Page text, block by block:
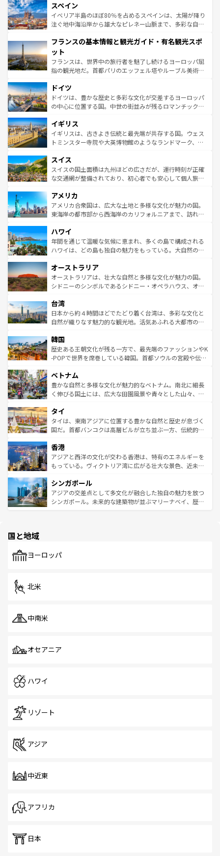
ろん、トスカーナの美しい田園風景やアマルフィ海岸の絶
景など、自然景観も見逃せない。観光の合間には、本場の
ピザやパスタなど、絶品のイタリア料理を堪能することも
ませてくれるイタリアで、忘れられない旅をしてみよう！
なお、新着のイタリア情報は
しい。
スペイン
イベリア半島のほぼ80％を占めるスペインは、太陽が降り
注ぐ地中海沿岸から雄大なピレネー山脈まで、多彩な自然
文化が根付くこの国では、情熱的なフラメンコ、熱気あふ
れる闘牛、そして美味しいタパスが生活の一部となってい
る。首都マドリードの洗練された雰囲気や、バルセロナの
アートに溢れた街角から、地方では古代ローマ遺跡や中世
せる。地方によって風土や気候が異なるスペインはその個
性で訪れる人を魅了する。 なお、新着のスペイン情報は コ
ンテンツ一覧を参照してほしい。
フランスの基本情報と観光ガイド・有名観光スポ
ット
フランスは、世界中の旅行者を魅了し続けるヨーロッパ屈
指の観光地だ。首都パリのエッフェル塔やルーブル美術館
で、幅広い魅力が詰まっている。華麗な宮殿、歴史的な大
聖堂、美しいビーチ、そして豊かな自然が、訪れる者を心
から魅了する。また、フランスは美食の国としても知ら
いる。シャンパンの発祥地であるランス、プロヴァンスの
香り高いラベンダー畑など、多彩な楽しみ方が可能だ。さ
らに、パリ以外の地域にも魅力が溢れており、どの街角に
れる地方に足を運ぶとそれぞれで全く異なる文化を体験で
きるだろう。 なお、新着のフランス情報はコンテンツ一覧
を参照してほしい。
ドイツ
ドイツは、豊かな歴史と多彩な文化が交差するヨーロッパ
の中心に位置する国。中世の街並みが残るロマンチック街
顔を持つこの国は、どこを歩いても飽きることがない。ベ
ルリンの文化的活気、バイエルン州のアルプスの絶景、そ
してライン川沿いのワイン畑といった風景は必見。ビール
は、お酒好きな人にはぜひ体験してほしい。 なお、新着の
ドイツ情報はコンテンツ一覧を参照してほしい。
イギリス
イギリスは、古きよき伝統と最先端が共存する国。ウェス
トミンスター寺院や大英博物館のようなランドマーク、歴
リアごとに異なる魅力がある。また、優雅なアフタヌーン
ティー、ビール好きにはたまらない英国パブ、サッカー観
戦など、本場だからこそできる体験も豊富。イギリスを旅
ンツ一覧を参照してほしい。
スイス
スイスの国土面積は九州ほどの広さだが、運行時刻が正確
な交通網が整備されており、初心者でも安心して個人旅行
の建物がそのまま残る町や、スイスならではのユニークな
博物館もあり、アルプス観光だけでなく町歩きも満喫する
ことができる。国民の所得が高いため物価も高いが、旅行
ば市内交通費無料で観光を楽しむこともできる。 なお、新
着のスイス情報はコンテンツ一覧 を参照してほしい。
アメリカ
アメリカ合衆国は、広大な土地と多様な文化が魅力の国。
東海岸の都市部から西海岸のカリフォルニアまで、訪れる
のような巨大都市は、観光、ショッピング、エンターテイ
ンメントが詰まった刺激的なスポットだ。一方、アメリカ
西部には大自然が広がり、グランドキャニオンやイエロー
部のニューオーリンズでは、音楽と美食が融合した独特の
文化が魅力。旅行者はアメリカの各地域で異なる魅力を楽
しみながら、その多様性と豊かな歴史を感じることができ
ならではの贅沢な旅のスタイルだ。 なお、新着のアメリカ
情報はコンテンツ一覧を参照してほしい。
ハワイ
年間を通じて温暖な気候に恵まれ、多くの島で構成される
ハワイは、どの島も独自の魅力をもっている。大自然の神
ワイ島は見逃せない。また、定番の観光地といえばオアフ
島だが、静かな自然を求めるならマウイ島やカウアイ島が
おすすめ。エメラルドグリーンに輝く海をはじめ、豊かな
れるおもてなしの心で訪れる人々を迎えてくれるハワイの
人々、おいしいローカルフードやハワイアンミュージッ
ク、伝統的なフラダンスなど、すべてがハワイの魅力を彩
ワイを、存分に味わってほしい。 なお、新着のハワイ情報
はコンテンツ一覧を参照してほしい。
オーストラリア
オーストラリアは、壮大な自然と多様な文化が魅力の国。
シドニーのシンボルであるシドニー・オペラハウス、オー
リアリーフや大陸中央部にそびえるウルル（エアーズロッ
ク）、タスマニアの美しい原生林やケアンズの熱帯雨林な
ど、見どころがたくさん。また、カフェやワイン、オージ
いる。アクティビティも充実しており、サーフィンやダイ
ビング、ハイキングなど、アウトドア好きにはたまらな
い。オーストラリアの多彩な魅力を存分に味わいつくそ
参照してほしい。
台湾
日本から約４時間ほどでたどり着く台湾は、多彩な文化と
自然が織りなす魅力的な観光地。活気あふれる大都市の台
ン）、静ひつな山岳地帯である台湾東部など、都市の喧騒
と山間の静けさが共存しており、訪れる人に新しい発見と
驚きをもたらしてくれる。また、奥深い台湾の食文化も魅
容にもいいと評判のスイーツなど、バラエティ豊かな料理
が味わえる。 なお、新着の台湾情報は コンテンツ一覧を参
照してほしい。
韓国
歴史ある王朝文化が残る一方で、最先端のファッションやK
-POPで世界を席巻している韓国。首都ソウルの宮殿や伝統
き、地方に足を延ばせば四季折々の自然美を楽しむことが
できる。そして、キムチや焼肉、絶品のストリートフード
まで、さまざまな韓国料理が待っている。夜には、韓国な
リティに包まれながら、韓国の多彩な魅力を心ゆくまで味
わってみてほしい。 なお、新着の韓国情報はコンテンツ一
覧を参照してほしい。
ベトナム
豊かな自然と多様な文化が魅力的なベトナム。南北に細長
く伸びる国土には、広大な田園風景や青々とした山々、世
急速な発展と共に伝統が息づく。ハノイの古い町並みやホ
ーチミン市のフランス統治時代の建物も、独特の雰囲気を
醸し出している。また、バラエティの豊かさとおいしさで
とつ。フォーやバインミー、ベトナムコーヒーなどは、ぜ
ひ現地で味わいたい。どの地域を訪れてもあたたかい人々
が旅行者を迎えてくれるので、きっと忘れられない旅にな
参照してほしい。
タイ
タイは、東南アジアに位置する豊かな自然と歴史が息づく
国だ。首都バンコクは高層ビルが立ち並ぶ一方、伝統的な
の活気が交差している。北部ではチェンマイなどの山岳地
帯で自然と触れ合い、南部ではプーケットやクラビの美し
いビーチでリゾート気分を楽しむことができる。タイ料理
激する。気候は一年中温暖で、どの季節にも異なる楽しみ
が待っている。親しみやすいタイの人々、仏教を中心とし
た文化、そして多様な観光資源が、訪れる旅人を魅了し続
香港
アジアと西洋の文化が交わる香港は、特有のエネルギーを
もっている。ヴィクトリア湾に広がる壮大な景色、近未来
み、どこを訪れても感動するはず。観光スポットが密集し
ており、効率よく見どころを回れるのも魅力。息をのむよ
うな絶景から文化的な体験まで、香港を存分に楽しみ尽く
シンガポール
アジアの交差点として多文化が融合した独自の魅力を放つ
シンガポール。未来的な建築物が並ぶマリーナベイ、歴史
で、ホーカーズは地元の風情を楽しめる外せないスポット
国と地域
ヨーロッパ
北米
中南米
オセアニア
ハワイ
リゾート
アジア
中近東
アフリカ
日本